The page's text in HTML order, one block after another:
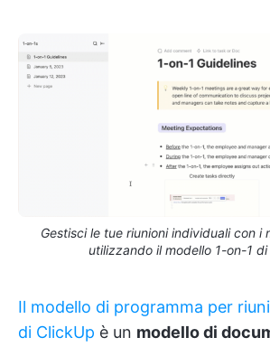
Gestisci le tue riunioni individuali con i
utilizzando il modello 1-on-1
Il modello di programma per
di ClickUp è un modello di